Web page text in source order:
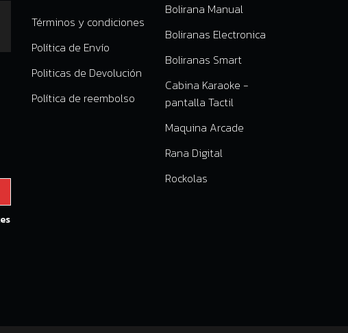
Términos y condiciones
Política de Envío
Politicas de Devolución
Política de reembolso
Bolirana Manual
Boliranas Electronica
Boliranas Smart
Cabina Karaoke -
pantalla Tactil
Maquina Arcade
Rana Digital
Rockolas